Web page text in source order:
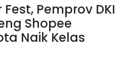
Pemprov DKI
Shopee
Naik Kelas